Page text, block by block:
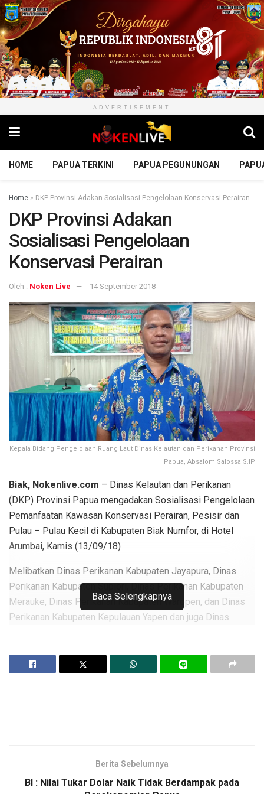
ADVERTISEMENT
HOME PAPUA TERKINI PAPUA PEGUNUNGAN
Home » DKP Provinsi Adakan Sosialisasi Pengelolaan Konservasi Perairan
DKP Provinsi Adakan
Sosialisasi Pengelolaan
Konservasi Perairan
Oleh : Noken Live 14 September 2018
Kepala Bidang Pengelolaan Ruang Laut Dinas Kelautan dan Perikanan Provinsi
Papua, Absalom Salossa S.IP
Biak, Nokenlive.com – Dinas Kelautan dan Perikanan
(DKP) Provinsi Papua mengadakan Sosialisasi Pengelolaan
Pemanfaatan Kawasan Konservasi Perairan, Pesisir dan
Pulau – Pulau Kecil di Kabupaten Biak Numfor, di Hotel
Arumbai, Kamis (13/09/18)
Melibatkan Dinas Perikanan Kabupaten Jayapura, Dinas
Perikanan Kabupaten Supiori, Dinas Perikanan Kabupaten
Merauke, Dinas Perikanan Kabupaten Waropen, dan Dinas
Perikanan Kabupaten Kepulauan Yapen dan juga Dinas
Kegiatan sosialisasi ini adalah sebagai bentuk
mensosialisasikan upaya-upaya pemerintah daerah,
mengatakan Kawasan Konservasi yang ada di Biak Numfor
akan punah.
Baca Selengkapnya
Berita Sebelumnya
BI : Nilai Tukar Dolar Naik Tidak Berdampak pada